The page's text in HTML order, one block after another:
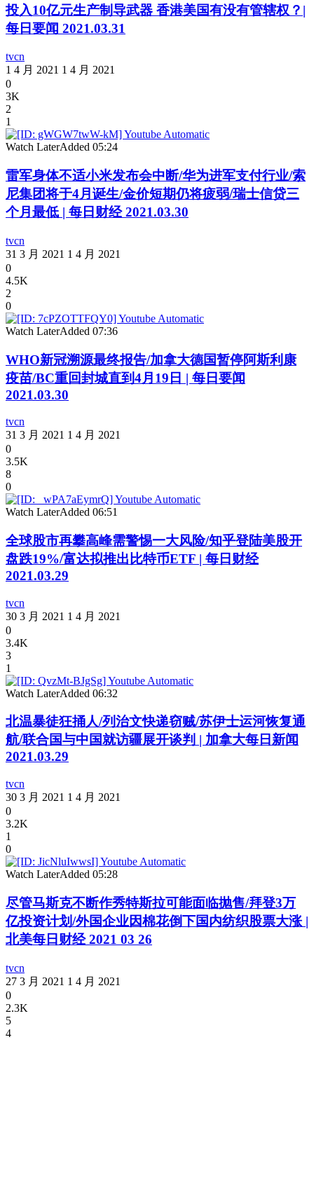
投入10亿元生产制导武器 香港美国有没有管辖权？|
每日要闻 2021.03.31
tvcn
1 4 月 2021 1 4 月 2021
0
3K
2
1
Watch LaterAdded 05:24
雷军身体不适小米发布会中断/华为进军支付行业/索
尼集团将于4月诞生/金价短期仍将疲弱/瑞士信贷三
个月最低 | 每日财经 2021.03.30
tvcn
31 3 月 2021 1 4 月 2021
0
4.5K
2
0
Watch LaterAdded 07:36
WHO新冠溯源最终报告/加拿大德国暂停阿斯利康
疫苗/BC重回封城直到4月19日 | 每日要闻
2021.03.30
tvcn
31 3 月 2021 1 4 月 2021
0
3.5K
8
0
Watch LaterAdded 06:51
全球股市再攀高峰需警惕一大风险/知乎登陆美股开
盘跌19%/富达拟推出比特币ETF | 每日财经
2021.03.29
tvcn
30 3 月 2021 1 4 月 2021
0
3.4K
3
1
Watch LaterAdded 06:32
北温暴徒狂捅人/列治文快递窃贼/苏伊士运河恢复通
航/联合国与中国就访疆展开谈判 | 加拿大每日新闻
2021.03.29
tvcn
30 3 月 2021 1 4 月 2021
0
3.2K
1
0
Watch LaterAdded 05:28
尽管马斯克不断作秀特斯拉可能面临抛售/拜登3万
亿投资计划/外国企业因棉花倒下国内纺织股票大涨 |
北美每日财经 2021 03 26
tvcn
27 3 月 2021 1 4 月 2021
0
2.3K
5
4